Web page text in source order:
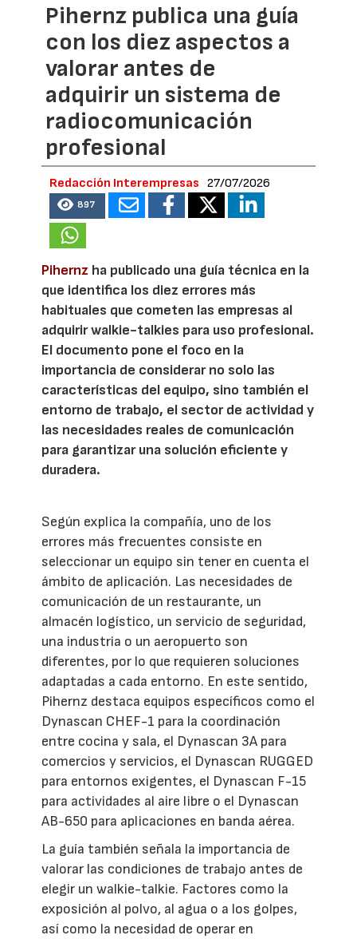
Pihernz publica una guía
con los diez aspectos a
valorar antes de
adquirir un sistema de
radiocomunicación
profesional
Redacción Interempresas 27/07/2026
897
Pihernz ha publicado una guía técnica en la
que identifica los diez errores más
habituales que cometen las empresas al
adquirir walkie-talkies para uso profesional.
El documento pone el foco en la
importancia de considerar no solo las
características del equipo, sino también el
entorno de trabajo, el sector de actividad y
las necesidades reales de comunicación
para garantizar una solución eficiente y
duradera.
Según explica la compañía, uno de los
errores más frecuentes consiste en
seleccionar un equipo sin tener en cuenta el
ámbito de aplicación. Las necesidades de
comunicación de un restaurante, un
almacén logístico, un servicio de seguridad,
una industria o un aeropuerto son
diferentes, por lo que requieren soluciones
adaptadas a cada entorno. En este sentido,
Pihernz destaca equipos específicos como el
Dynascan CHEF-1 para la coordinación
entre cocina y sala, el Dynascan 3A para
comercios y servicios, el Dynascan RUGGED
para entornos exigentes, el Dynascan F-15
para actividades al aire libre o el Dynascan
AB-650 para aplicaciones en banda aérea.
La guía también señala la importancia de
valorar las condiciones de trabajo antes de
elegir un walkie-talkie. Factores como la
exposición al polvo, al agua o a los golpes,
así como la necesidad de operar en